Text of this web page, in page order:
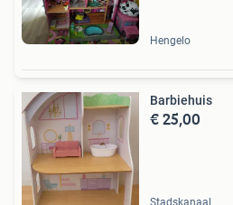
Hengelo
Barbiehuis
€ 25,00
Stadskanaal